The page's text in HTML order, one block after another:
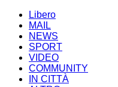
Libero
MAIL
NEWS
SPORT
VIDEO
COMMUNITY
IN CITTÀ